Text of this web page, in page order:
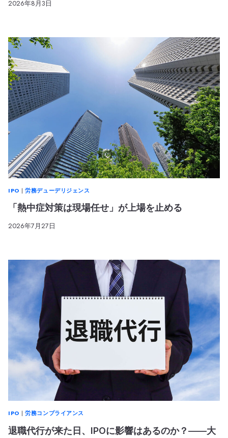
2026年8月3日
IPO |労務デューデリジェンス
「熱中症対策は現場任せ」が上場を止める
2026年7月27日
IPO |労務コンプライアンス
退職代行が来た日、IPOに影響はあるのか？――大